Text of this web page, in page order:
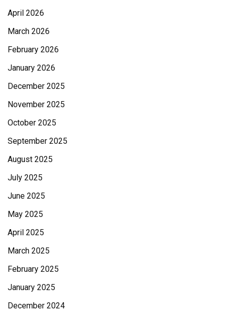
April 2026
March 2026
February 2026
January 2026
December 2025
November 2025
October 2025
September 2025
August 2025
July 2025
June 2025
May 2025
April 2025
March 2025
February 2025
January 2025
December 2024